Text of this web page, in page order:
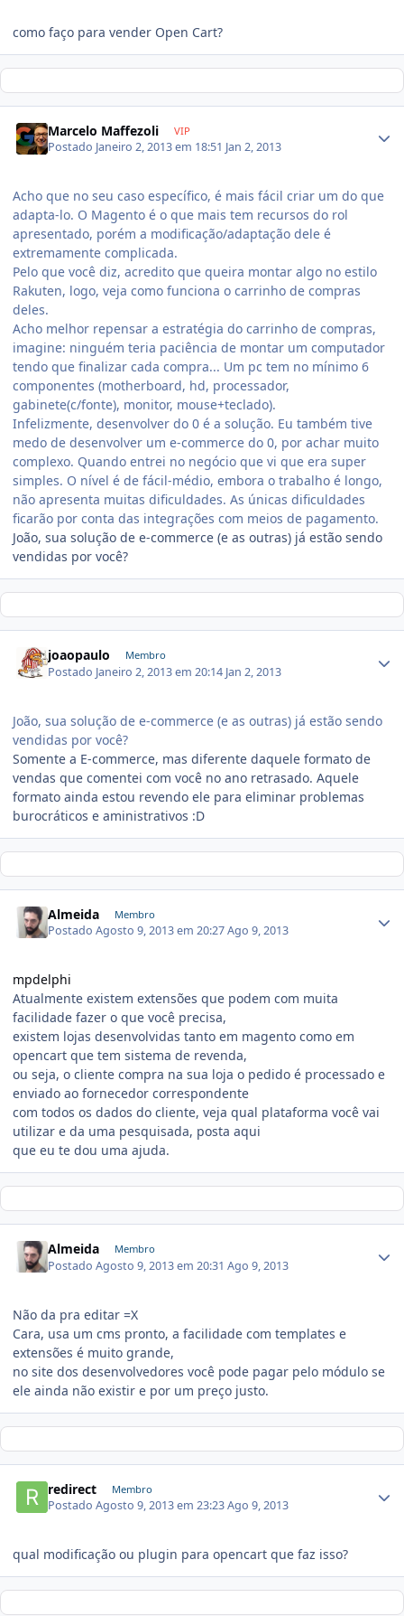
como faço para vender Open Cart?
Marcelo Maffezoli VIP
Postado Janeiro 2, 2013 em 18:51 Jan 2, 2013
Acho que no seu caso específico, é mais fácil criar um do que
adapta-lo. O Magento é o que mais tem recursos do rol
apresentado, porém a modificação/adaptação dele é
extremamente complicada.
Pelo que você diz, acredito que queira montar algo no estilo
Rakuten, logo, veja como funciona o carrinho de compras
deles.
Acho melhor repensar a estratégia do carrinho de compras,
imagine: ninguém teria paciência de montar um computador
tendo que finalizar cada compra... Um pc tem no mínimo 6
componentes (motherboard, hd, processador,
gabinete(c/fonte), monitor, mouse+teclado).
Infelizmente, desenvolver do 0 é a solução. Eu também tive
medo de desenvolver um e-commerce do 0, por achar muito
complexo. Quando entrei no negócio que vi que era super
simples. O nível é de fácil-médio, embora o trabalho é longo,
não apresenta muitas dificuldades. As únicas dificuldades
ficarão por conta das integrações com meios de pagamento.
João, sua solução de e-commerce (e as outras) já estão sendo
vendidas por você?
joaopaulo Membro
Postado Janeiro 2, 2013 em 20:14 Jan 2, 2013
João, sua solução de e-commerce (e as outras) já estão sendo
vendidas por você?
Somente a E-commerce, mas diferente daquele formato de
vendas que comentei com você no ano retrasado. Aquele
formato ainda estou revendo ele para eliminar problemas
burocráticos e aministrativos :D
Almeida Membro
PostadoAgosto 9, 2013 em 20:27Ago 9, 2013
mpdelphi
Atualmente existem extensões que podem com muita
facilidade fazer o que você precisa,
existem lojas desenvolvidas tanto em magento como em
opencart que tem sistema de revenda,
ou seja, o cliente compra na sua loja o pedido é processado e
enviado ao fornecedor correspondente
com todos os dados do cliente, veja qual plataforma você vai
utilizar e da uma pesquisada, posta aqui
que eu te dou uma ajuda.
Almeida Membro
PostadoAgosto 9, 2013 em 20:31Ago 9, 2013
Não da pra editar =X
Cara, usa um cms pronto, a facilidade com templates e
extensões é muito grande,
no site dos desenvolvedores você pode pagar pelo módulo se
ele ainda não existir e por um preço justo.
redirect Membro
PostadoAgosto 9, 2013 em 23:23Ago 9, 2013
qual modificação ou plugin para opencart que faz isso?